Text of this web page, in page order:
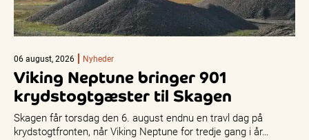
06 august, 2026 Nyheder
Viking Neptune bringer 901
krydstogtgæster til Skagen
Skagen får torsdag den 6. august endnu en travl dag på
krydstogtfronten, når Viking Neptune for tredje gang i år…